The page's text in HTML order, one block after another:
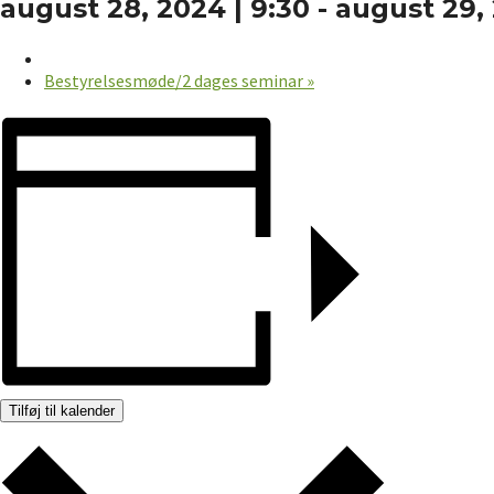
august 28, 2024 | 9:30 - august 29,
Bestyrelsesmøde/2 dages seminar »
Tilføj til kalender